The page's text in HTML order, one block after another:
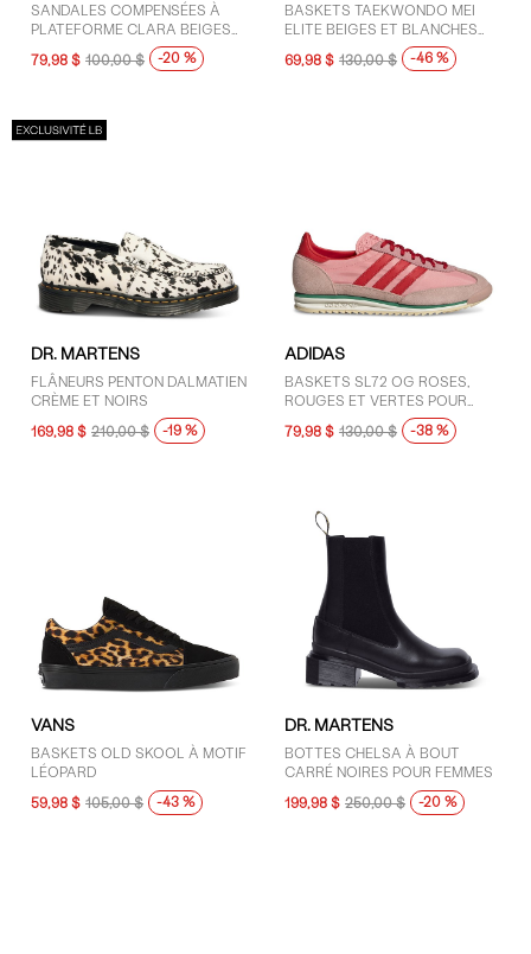
SANDALES COMPENSÉES À
PLATEFORME CLARA BEIGES
POUR FEMMES
79,98 $ 100,00 $ -20 %
BASKETS TAEKWONDO MEI
ELITE BEIGES ET BLANCHES
POUR FEMMES
69,98 $ 130,00 $ -46 %
DR. MARTENS
FLÂNEURS PENTON DALMATIEN
CRÈME ET NOIRS
169,98 $ 210,00 $ -19 %
ADIDAS
BASKETS SL72 OG ROSES,
ROUGES ET VERTES POUR
FEMMES
79,98 $ 130,00 $ -38 %
VANS
BASKETS OLD SKOOL À MOTIF
LÉOPARD
59,98 $ 105,00 $ -43 %
DR. MARTENS
BOTTES CHELSA À BOUT
CARRÉ NOIRES POUR FEMMES
199,98 $ 250,00 $ -20 %